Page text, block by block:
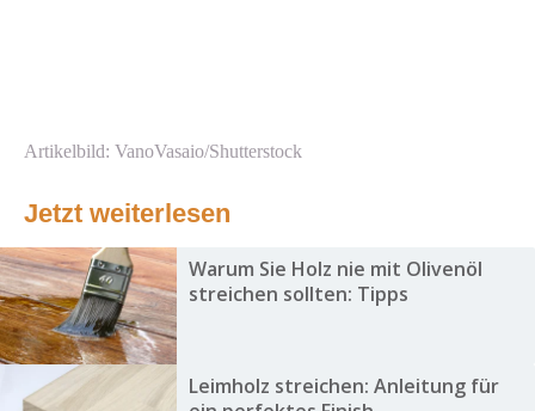
Artikelbild: VanoVasaio/Shutterstock
Jetzt weiterlesen
Warum Sie Holz nie mit Olivenöl
streichen sollten: Tipps
Leimholz streichen: Anleitung für